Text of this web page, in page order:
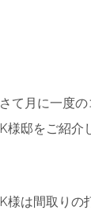
さて月に一度
K様邸をご紹介
K様は間取りの